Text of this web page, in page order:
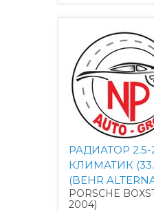
РАДИАТОР 2.5-
КЛИМАТИК
(BEHR
PORSCHE
2004)